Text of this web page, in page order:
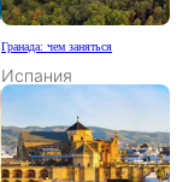
Гранада: чем заняться
Испания